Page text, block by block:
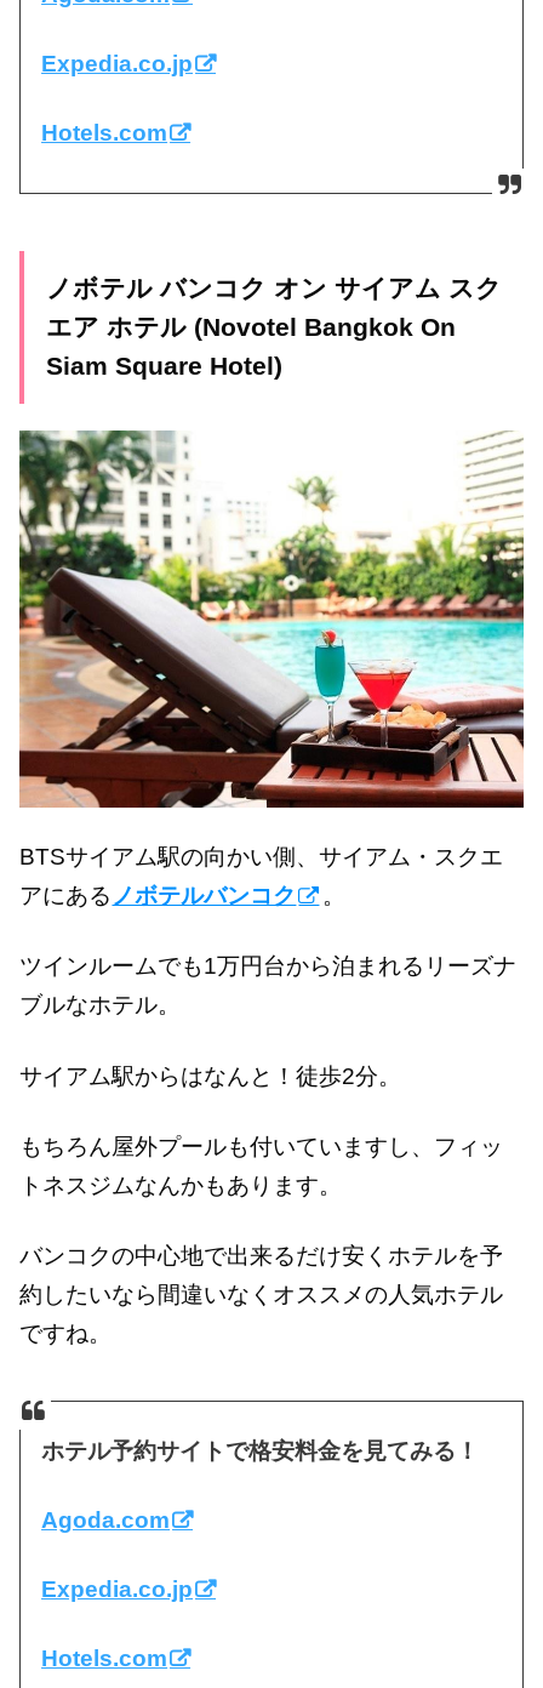
Expedia.co.jp
Hotels.com
ノボテル バンコク オン サイアム スク
エア ホテル (Novotel Bangkok On
Siam Square Hotel)
BTSサイアム駅の向かい側、サイアム・スクエ
アにある ノボテルバンコク 。
ツインルームでも1万円台から泊まれるリーズナ
ブルなホテル。
サイアム駅からはなんと！徒歩2分。
もちろん屋外プールも付いていますし、フィッ
トネスジムなんかもあります。
バンコクの中心地で出来るだけ安くホテルを予
約したいなら間違いなくオススメの人気ホテル
ですね。
ホテル予約サイトで格安料金を見てみる！
Agoda.com
Expedia.co.jp
Hotels.com